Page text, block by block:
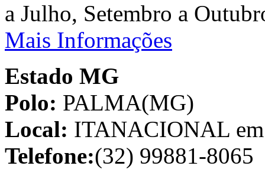
a Julho, Setembro a
Mais Informações
Estado MG
Polo: PALMA(MG)
Local: ITANACIONAL
Telefone:(32) 99881-8065